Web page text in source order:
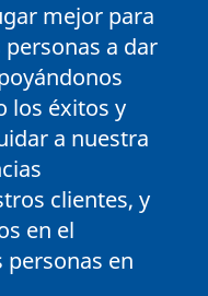
mejor para
a dar
los éxitos y
a nuestra
clientes, y
en el
en